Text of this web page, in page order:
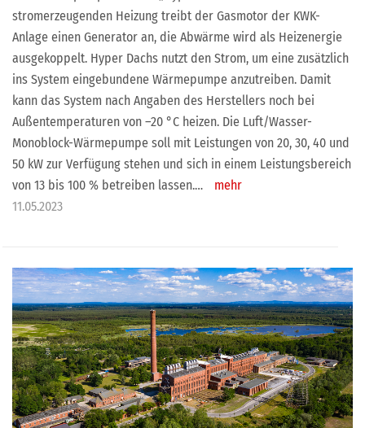
stromerzeugenden Heizung treibt der Gasmotor der KWK-
Anlage einen Generator an, die Abwärme wird als Heizenergie
ausgekoppelt. Hyper Dachs nutzt den Strom, um eine zusätzlich
ins System eingebundene Wärmepumpe anzutreiben. Damit
kann das System nach Angaben des Herstellers noch bei
Außentemperaturen von –20 °C heizen. Die Luft/Wasser-
Monoblock-Wärmepumpe soll mit Leistungen von 20, 30, 40 und
50 kW zur Verfügung stehen und sich in einem Leistungsbereich
von 13 bis 100 % betreiben lassen.…
mehr
11.05.2023